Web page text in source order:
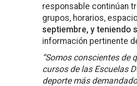
responsable continúan
grupos, horarios,
septiembre, y teniendo
información pertinente
“Somos conscientes de
cursos de las Escuelas
deporte más